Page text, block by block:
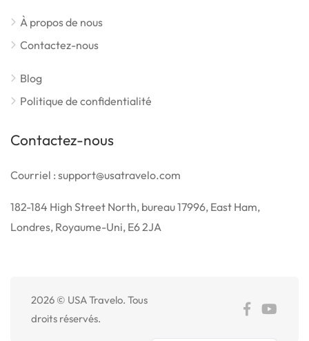
À propos de nous
Contactez-nous
Blog
Politique de confidentialité
Contactez-nous
Courriel : support@usatravelo.com
182-184 High Street North, bureau 17996, East Ham,
Londres, Royaume-Uni, E6 2JA
2026 © USA Travelo. Tous
droits réservés.
Español de México